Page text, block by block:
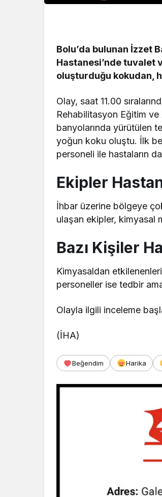
Bolu’da bulunan İzzet
Hastanesi’nde tuvalet
oluşturduğu kokudan,
Olay, saat 11.00
Rehabilitasyon Eğitim ve
banyolarında yürütülen
yoğun koku oluştu. İlk
personeli ile hastaların
Ekipler
İhbar üzerine bölgeye
ulaşan ekipler, kimyasal
Bazı Kişiler
Kimyasaldan
personeller ise tedbir
Olayla ilgili inceleme
(İHA)
Beğendim Harika